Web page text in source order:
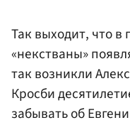
Так выходит, что в
«некстваны»
так возникли
Кросби
забывать об